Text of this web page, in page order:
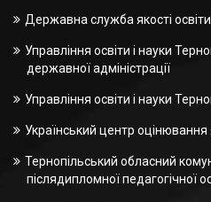
Державна служба якості освіти
Управління освіти і науки
державної адміністрації
Управління освіти і науки
Український центр оцінювання
Тернопільський обласний
післядипломної педагогічної